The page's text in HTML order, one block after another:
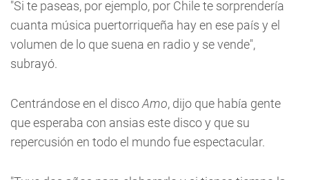
"Si te paseas, por ejemplo, por Chile te sorprendería
cuanta música puertorriqueña hay en ese país y el
volumen de lo que suena en radio y se vende",
subrayó.
Centrándose en el discoAmo, dijo que había gente
que esperaba con ansias este disco y que su
repercusión en todo el mundo fue espectacular.